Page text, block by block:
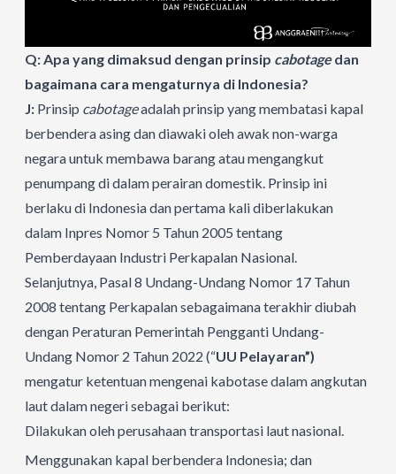
Q: Apa yang dimaksud dengan prinsip cabotagedan
bagaimana cara mengaturnya di Indonesia?
J: Prinsip cabotageadalah prinsip yang membatasi kapal
berbendera asing dan diawaki oleh awak non-warga
negara untuk membawa barang atau mengangkut
penumpang di dalam perairan domestik. Prinsip ini
berlaku di Indonesia dan pertama kali diberlakukan
dalam Inpres Nomor 5 Tahun 2005 tentang
Pemberdayaan Industri Perkapalan Nasional.
Selanjutnya, Pasal 8 Undang-Undang Nomor 17 Tahun
2008 tentang Perkapalan sebagaimana terakhir diubah
dengan Peraturan Pemerintah Pengganti Undang-
Undang Nomor 2 Tahun 2022 (“UU Pelayaran”)
mengatur ketentuan mengenai kabotase dalam angkutan
laut dalam negeri sebagai berikut:
Dilakukan oleh perusahaan transportasi laut nasional.
Menggunakan kapal berbendera Indonesia; dan